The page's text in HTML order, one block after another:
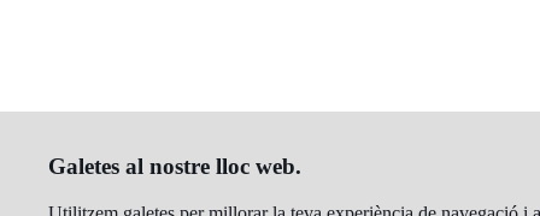
Galetes al nostre lloc web.